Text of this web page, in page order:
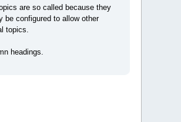
are so called because they
be configured to allow other
topics.
headings.